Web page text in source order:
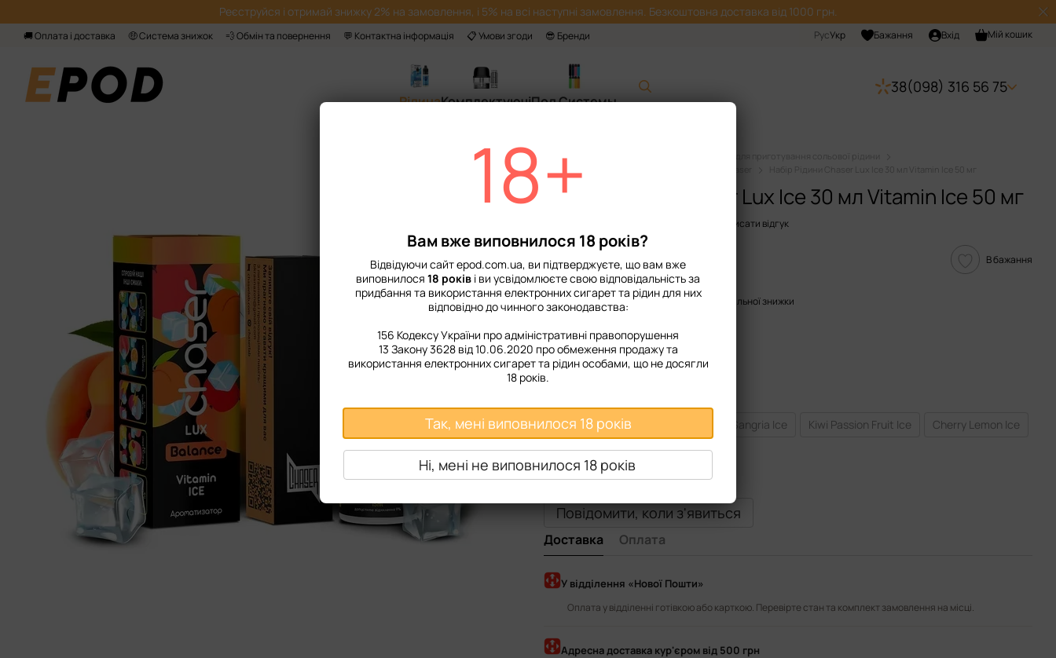
Реєструйся і отримай знижку 2% на замовлення, і 5% на всі наступні замовлення. Безкоштовна доставка від 1000 грн.
🚚 Оплата і доставка 🤑 Система знижок 💨 Обмін та повернення 💬 Контактна інформація 📋 Умови згоди 😎 Бренди РусУкр Бажання Вхід Мій кошик
РідинаКомплектуючіПод Системы
38(098) 316 56 75
Головна
Набори для приготування сольової рідини
Набір Рідини Chaser Lux Ice 30 мл Vitamin Ice 50 мг
Набір Рідини Chaser Lux Ice 30 мл Vitamin Ice 50 мг
Написати відгук
299 грн В бажання
% Увійтидля відображення накопичувальної знижки
Міцність
50 мг
Vitamin Ice Tropic Punch Ice Sangria Ice Kiwi Passion Fruit Ice
Cherry Lemon Ice
Berry Lemonade Ice
Повідомити, коли з'явиться
Доставка Оплата
У відділення «Нової Пошти»
Оплата у відділенні готівкою або карткою. Перевірте стан та комплект замовлення на місці.
Адресна доставка кур'єром від 500 грн
18+
Вам вже виповнилося 18 років?
Відвідуючи сайт epod.com.ua, ви підтверджуєте, що вам вже
виповнилося 18 років і ви усвідомлюєте свою відповідальність за
придбання та використання електронних сигарет та рідин для них
відповідно до чинного законодавства:
156 Кодексу України про адміністративні правопорушення
13 Закону 3628 від 10.06.2020 про обмеження продажу та
використання електронних сигарет та рідин особами, що не досягли
18 років.
Так, мені виповнилося 18 років
Ні, мені не виповнилося 18 років